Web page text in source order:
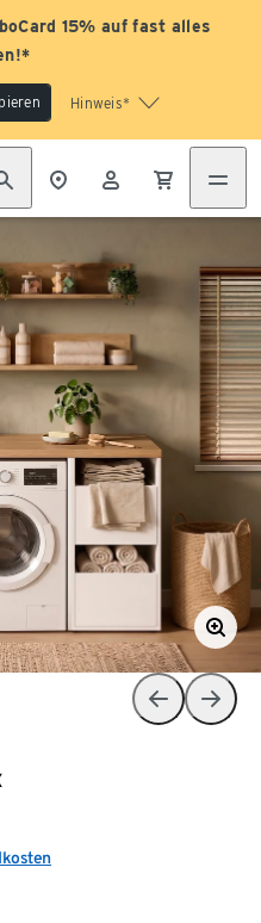
15% auf fast alles
Hinweis*